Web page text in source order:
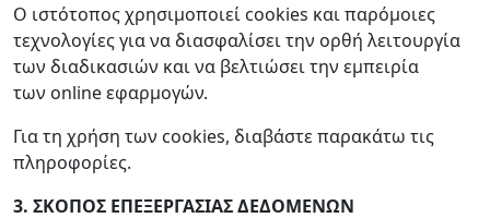
O ιστότοπος χρησιμοποιεί cookies και παρόμοιες
τεχνολογίες για να διασφαλίσει την ορθή λειτουργία
των διαδικασιών και να βελτιώσει την εμπειρία
των online εφαρμογών.
Για τη χρήση των cookies, διαβάστε παρακάτω τις
πληροφορίες.
3. ΣΚΟΠΟΣ ΕΠΕΞΕΡΓΑΣΙΑΣ ΔΕΔΟΜΕΝΩΝ